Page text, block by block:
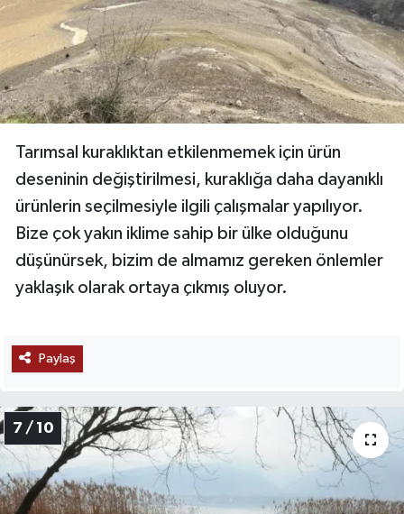
Tarımsal kuraklıktan etkilenmemek için ürün
deseninin değiştirilmesi, kuraklığa daha dayanıklı
ürünlerin seçilmesiyle ilgili çalışmalar yapılıyor.
Bize çok yakın iklime sahip bir ülke olduğunu
düşünürsek, bizim de almamız gereken önlemler
yaklaşık olarak ortaya çıkmış oluyor.
Paylaş
7 / 10